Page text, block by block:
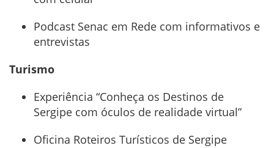
Podcast Senac em Rede com informativos e
entrevistas
Turismo
Experiência “Conheça os Destinos de
Sergipe com óculos de realidade virtual”
Oficina Roteiros Turísticos de Sergipe